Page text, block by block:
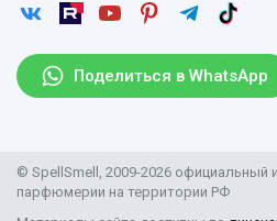
Поделиться в WhatsApp
Рассылка
Пользовательское соглашение
Защита персональных данных
Правила продажи товаров
Поставщикам
© SpellSmell, 2009-2026 официальный
парфюмерии на территории РФ